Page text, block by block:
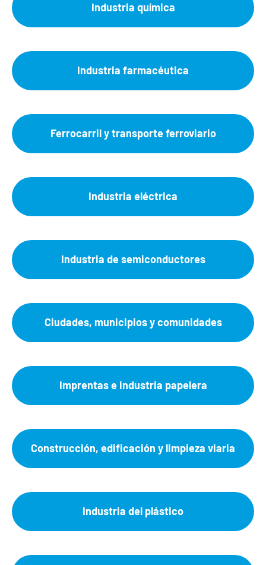
Industria química
Industria farmacéutica
Ferrocarril y transporte ferroviario
Industria eléctrica
Industria de semiconductores
Ciudades, municipios y comunidades
Imprentas e industria papelera
Construcción, edificación y limpieza viaria
Industria del plástico